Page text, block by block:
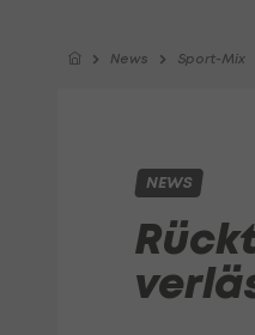
News Sport-Mix
NEWS